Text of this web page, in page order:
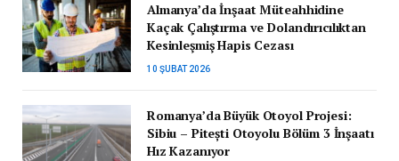
Almanya’da İnşaat Müteahhidine
Kaçak Çalıştırma ve Dolandırıcılıktan
Kesinleşmiş Hapis Cezası
10 ŞUBAT 2026
Romanya’da Büyük Otoyol Projesi:
Sibiu – Pitești Otoyolu Bölüm 3 İnşaatı
Hız Kazanıyor